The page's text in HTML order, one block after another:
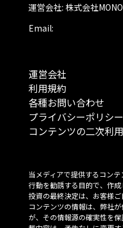
運営会社: 株式会社
Email:
運営会社
利用規約
各種お問い合わせ
プライバシーポリシー
コンテンツの二次利
当メディアで提供するコン
行動を勧誘する目的で、作
投資の最終決定は、お客様
コンテンツの情報は、弊社
が、その情報源の確実性を